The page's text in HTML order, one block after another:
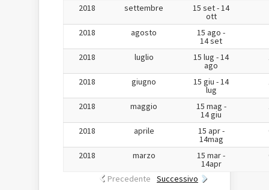
2018 settembre 15 set - 14
ott
2018 agosto 15 ago -
14 set
2018 luglio 15 lug - 14
ago
2018 giugno 15 giu - 14
lug
2018 maggio 15 mag -
14 giu
2018 aprile 15 apr -
14mag
2018 marzo 15 mar -
14apr
Precedente Successivo